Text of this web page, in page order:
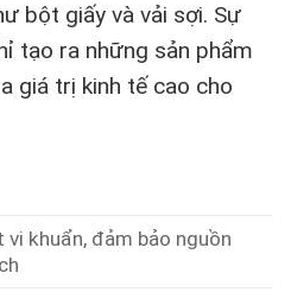
bột giấy và vải sợi. Sự
tạo ra những sản phẩm
giá trị kinh tế cao cho
vi khuẩn, đảm bảo nguồn